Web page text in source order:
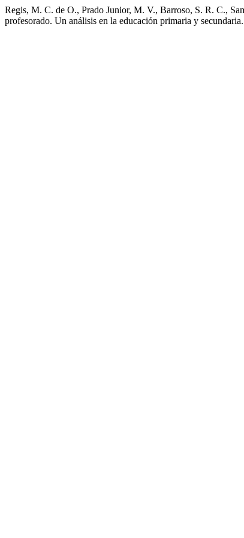
Regis, M. C. de O., Prado Junior, M. V., Barroso, S. R. C.,
profesorado. Un análisis en la educación primaria y secundaria.